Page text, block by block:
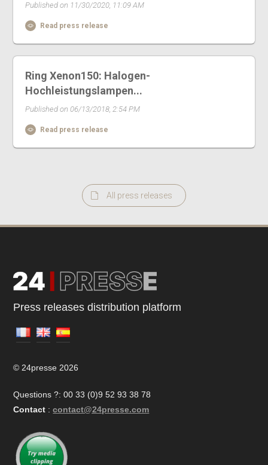
Published on 11/30/2020, 11:09 AM
Read press release
Ring Xenon150: Halogen-
Hochleistungslampen...
Published on 06/13/2018, 2:54 PM
Read press release
All press releases
Press releases distribution platform
© 24presse 2026
Questions ?: 00 33 (0)9 52 93 38 78
Contact : contact@24presse.com